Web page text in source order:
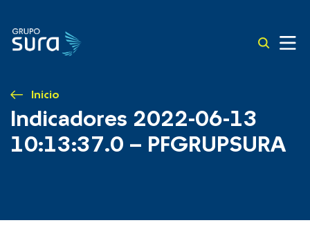
Inicio
Indicadores 2022-06-13
10:13:37.0 – PFGRUPSURA